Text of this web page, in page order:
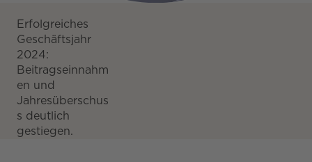
Erfolgreiches
Geschäftsjahr
2024:
Beitragseinnahm
en und
Jahresüberschus
s deutlich
gestiegen.